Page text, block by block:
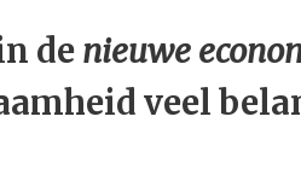
de nieuwe
veel